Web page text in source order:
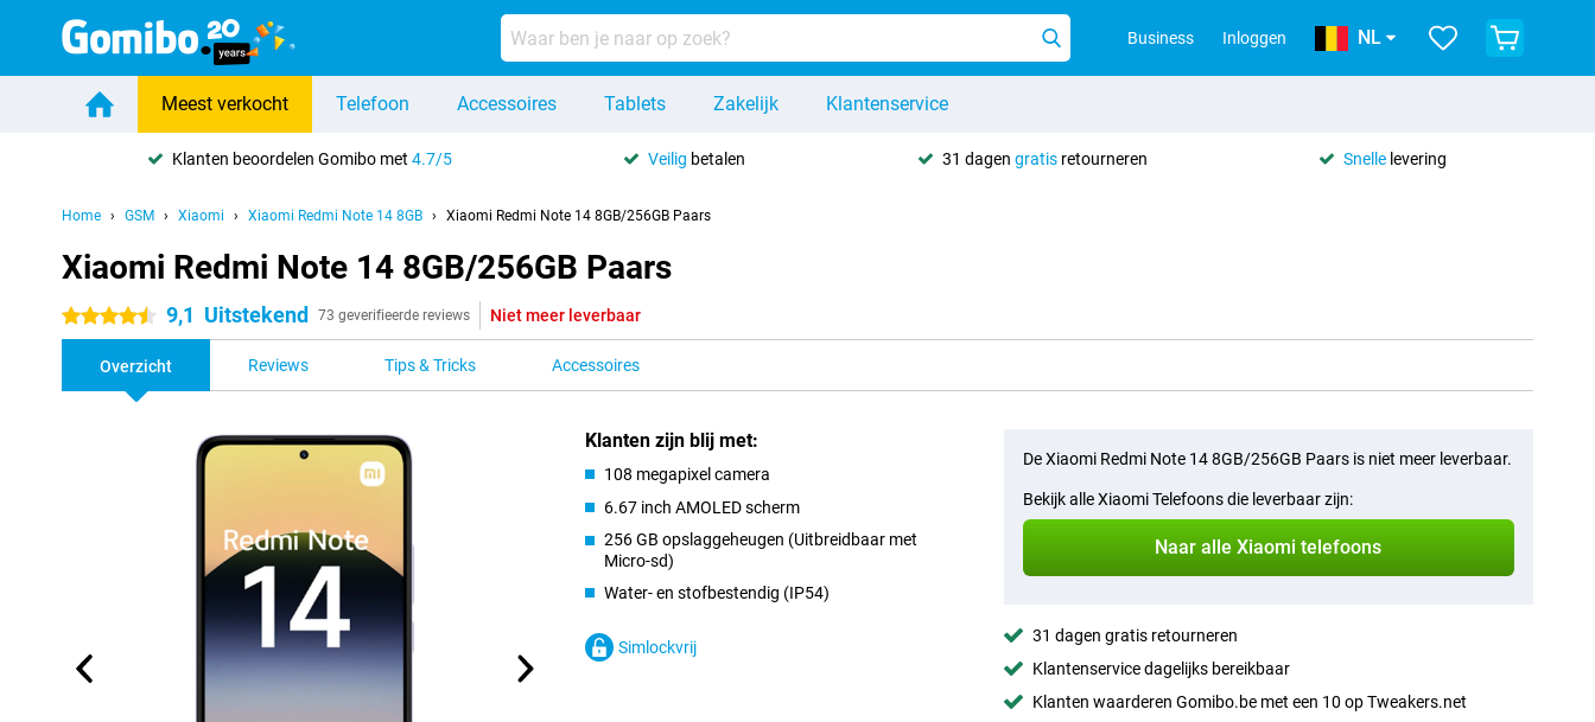
Business Inloggen NL
Meest verkocht Telefoon Accessoires Tablets Zakelijk Klantenservice
Klanten beoordelen Gomibo met 4.7/5 Veilig betalen 31 dagen gratisretourneren Snelle levering
Home GSM Xiaomi Xiaomi Redmi Note 14 8GB Xiaomi Redmi Note 14 8GB/256GB Paars
Xiaomi Redmi Note 14 8GB/256GB Paars
4.5 sterren 9,1 Uitstekend 73 geverifieerde reviews Niet meer leverbaar
Overzicht Reviews Tips & Tricks Accessoires
Klanten zijn blij met:
108 megapixel camera
6.67 inch AMOLED scherm
256 GB opslaggeheugen (Uitbreidbaar met
Micro-sd)
Water- en stofbestendig (IP54)
Simlockvrij
De Xiaomi Redmi Note 14 8GB/256GB Paars is niet meer leverbaar.
Bekijk alle Xiaomi Telefoons die leverbaar zijn:
Naar alle Xiaomi telefoons
31 dagen gratis retourneren
Klantenservice dagelijks bereikbaar
Klanten waarderen Gomibo.be met een 10 op Tweakers.net